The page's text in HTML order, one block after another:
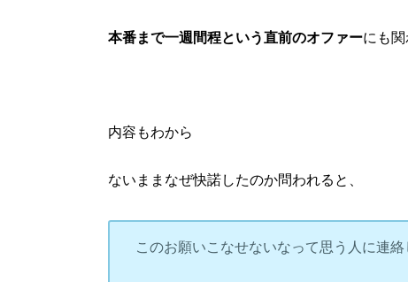
本番まで一週間程という直前のオファーにも
内容もわから
ないまま なぜ快諾したのか問われると、
このお願いこなせないなって思う人に連